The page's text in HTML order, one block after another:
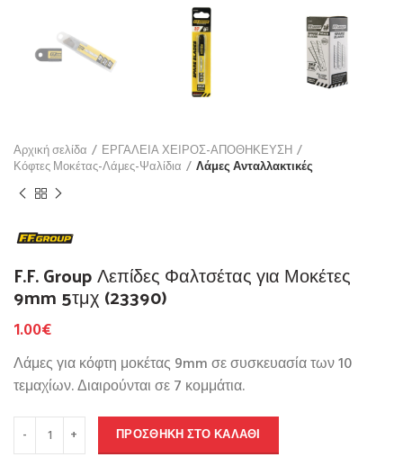
Αρχική σελίδα
ΕΡΓΑΛΕΙΑ ΧΕΙΡΟΣ-ΑΠΟΘΗΚΕΥΣΗ
Κόφτες Μοκέτας-Λάμες-Ψαλίδια
Λάμες Ανταλλακτικές
F.F. Group Λεπίδες Φαλτσέτας για Μοκέτες
9mm 5τμχ (23390)
1.00€
Λάμες για κόφτη μοκέτας 9mm σε συσκευασία των 10
τεμαχίων. Διαιρούνται σε 7 κομμάτια.
ΠΡΟΣΘΉΚΗ ΣΤΟ ΚΑΛΆΘΙ